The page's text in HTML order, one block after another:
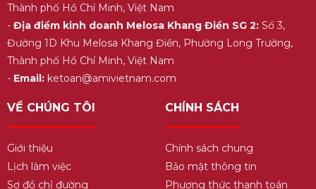
Thành phố Hồ Chí Minh, Việt Nam
- Địa điểm kinh doanh Melosa Khang Điền SG 2:Số 3,
Đường 1D Khu Melosa Khang Điền, Phường Long Trường,
Thành phố Hồ Chí Minh, Việt Nam
- Email:ketoan@amivietnam.com
VỀ CHÚNG TÔI
Giới thiệu
Lịch làm việc
Sơ đồ chỉ đường
CHÍNH SÁCH
Chính sách chung
Bảo mật thông tin
Phương thức thanh toán